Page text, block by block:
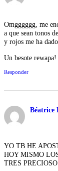
Omgggggg, me
a que sean tonos
y rojos me ha
Un besote rewapa!
Responder
Béatrice
YO TB HE
HOY MISMO
TRES